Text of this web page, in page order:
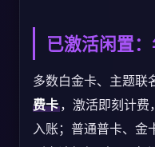
已激活闲置
多数白金卡、主题联
费卡 ，激活即刻计费
入账；普通普卡、金